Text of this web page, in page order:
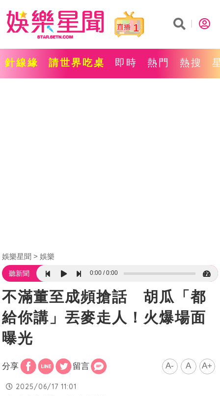
1
針線緣 請世界吃桌 即時 熱門 熱搜
娛樂星聞 娛樂
聽新聞 0:00 0:00
不滿董至成頻搶話 胡瓜「都
給你講」丟麥走人！火爆場面
曝光
分享 留言 A- A A+
2025/06/17 11:01